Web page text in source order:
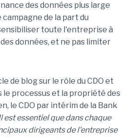
des données plus large
de la part du
toute l'entreprise à
données, et ne pas limiter
de blog sur le rôle du CDO et
le processus et la propriété des
le CDO par intérim de la Bank
est essentiel que dans chaque
dirigeants de l'entreprise